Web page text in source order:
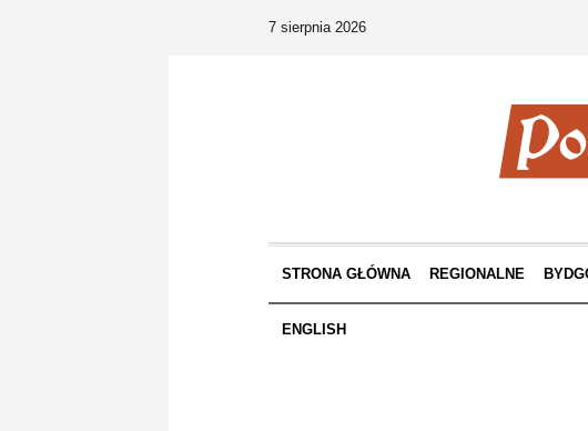
7 sierpnia 2026
STRONA GŁÓWNA REGIONALNE
ENGLISH